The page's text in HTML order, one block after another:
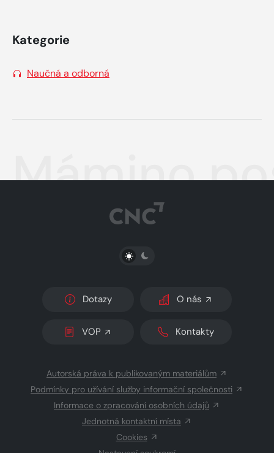
Kategorie
Naučná a odborná
Mámino
PŘEPNOUT SVĚTLÝ/TMAVÝ REŽIM
Dotazy O nás
VOP Kontakty
Autorská práva k publikovaným materiálům
Podmínky pro užívání služby informační společnosti
Informace o zpracování osobních údajů
Jednotná kontaktní místa
Cookies